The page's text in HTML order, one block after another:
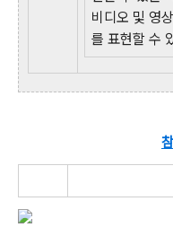
비디오 및 영
를 표현할 수